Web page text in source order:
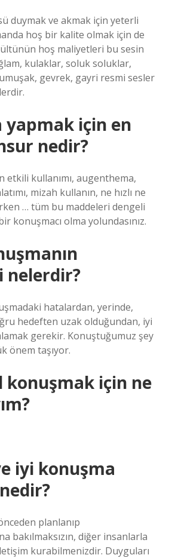
duymak ve akmak için yeterli
hoş bir kalite olmak için de
hoş maliyetleri bu sesin
kulaklar, soluk soluklar,
gevrek, gayri resmi sesler
yapmak için en
nedir?
etkili kullanımı, augenthema,
mizah kullanın, ne hızlı ne
… tüm bu maddeleri dengeli
konuşmacı olma yolundasınız.
nelerdir?
hatalardan, yerinde,
hedeften uzak olduğundan, iyi
gerekir. Konuştuğumuz şey
önem taşıyor.
konuşmak için ne
iyi konuşma
planlanıp
bakılmaksızın, diğer insanlarla
kurabilmenizdir. Duyguları